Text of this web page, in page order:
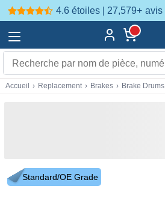
4.6 étoiles | 27,579+ avis
Accueil › Replacement › Brakes › Brake Drums
Standard/OE Grade